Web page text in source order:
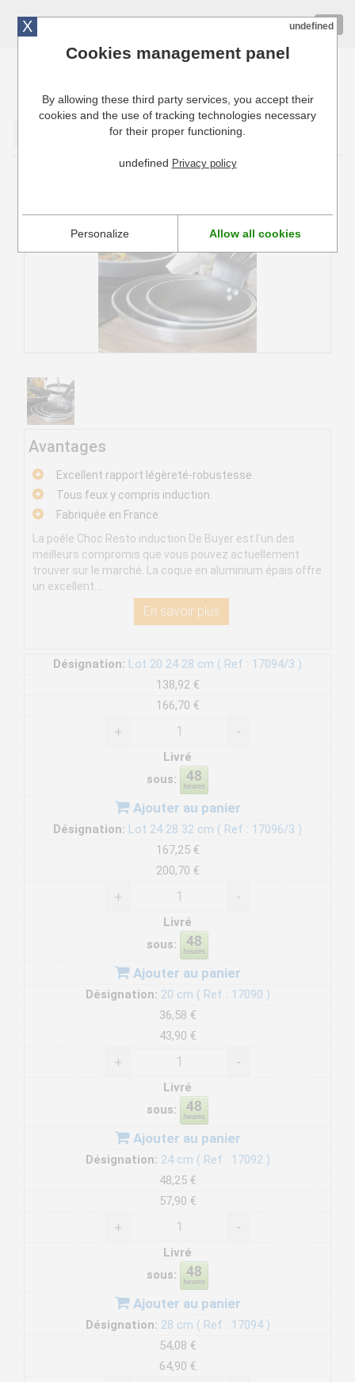
Cuisinresto: Ustensiles de cuisine pour professionnels
Avantages
Excellent rapport légèreté-robustesse.
Tous feux y compris induction.
Fabriquée en France.
La poêle Choc Resto induction De Buyer est l'un des
meilleurs compromis que vous pouvez actuellement
trouver sur le marché. La coque en aluminium épais offre
un excellent...
En savoir plus
Désignation: Lot 20 24 28 cm ( Ref : 17094/3 )
138,92 €
166,70 €
+ -
Livré
sous:
Ajouter au panier
Désignation: Lot 24 28 32 cm ( Ref : 17096/3 )
167,25 €
200,70 €
+ -
Livré
sous:
Ajouter au panier
Désignation: 20 cm ( Ref : 17090 )
36,58 €
43,90 €
+ -
Livré
sous:
Ajouter au panier
Désignation: 24 cm ( Ref : 17092 )
48,25 €
57,90 €
+ -
Livré
sous:
Ajouter au panier
Désignation: 28 cm ( Ref : 17094 )
54,08 €
64,90 €
X undefined
Cookies management panel
By allowing these third party services, you accept their
cookies and the use of tracking technologies necessary
for their proper functioning.
undefined Privacy policy
Personalize Allow all cookies